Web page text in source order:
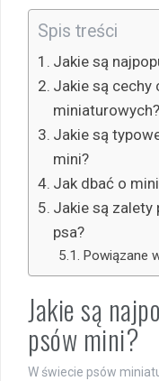
Spis treści
Jakie są
Jakie są cechy
miniaturowych?
Jakie są
mini?
Jak dbać o
Jakie są
psa?
Powiązane
Jakie są
psów mini?
W świecie psów